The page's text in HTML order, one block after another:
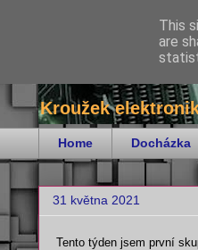
Kroužek
Home Docházka
31 května 2021
Tento týden jsem první
This
are